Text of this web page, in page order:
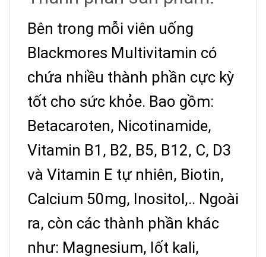
Bên trong mỗi viên uống
Blackmores Multivitamin có
chứa nhiều thành phần cực kỳ
tốt cho sức khỏe. Bao gồm:
Betacaroten, Nicotinamide,
Vitamin B1, B2, B5, B12, C, D3
và Vitamin E tự nhiên, Biotin,
Calcium 50mg, Inositol,.. Ngoài
ra, còn các thành phần khác
như: Magnesium, Iốt kali,